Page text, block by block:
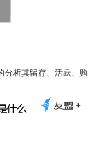
分析其留存、活跃、购